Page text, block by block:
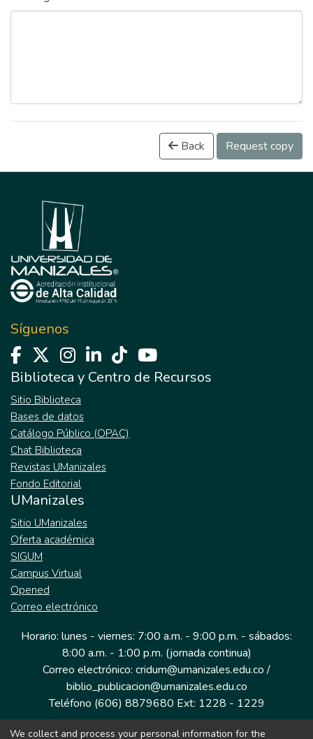
Back Request copy
Síguenos
Biblioteca y Centro de Recursos
Sitio Biblioteca
Bases de datos
Catálogo Público (OPAC)
Chat Biblioteca
Revistas UManizales
Fondo Editorial
UManizales
Sitio UManizales
Oferta académica
SIGUM
Campus Virtual
Opened
Correo electrónico
Horario: lunes - viernes: 7:00 a.m. - 9:00 p.m. - sábados:
8:00 a.m. - 1:00 p.m. (jornada continua)
Correo electrónico: cridum@umanizales.edu.co /
biblio_publicacion@umanizales.edu.co
Teléfono (606) 8879680 Ext: 1228 - 1229
We collect and process your personal information for the